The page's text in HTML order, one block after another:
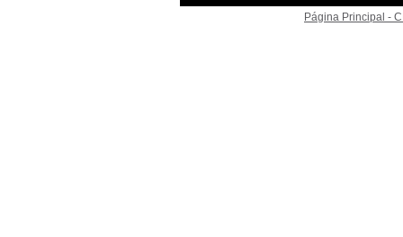
Página Principal -